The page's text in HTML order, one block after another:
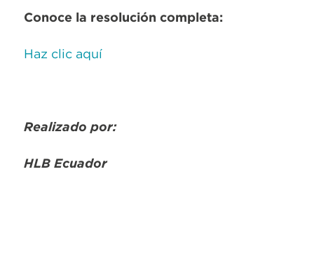
Conoce la resolución completa:
Haz clic aquí
Realizado por:
HLB Ecuador